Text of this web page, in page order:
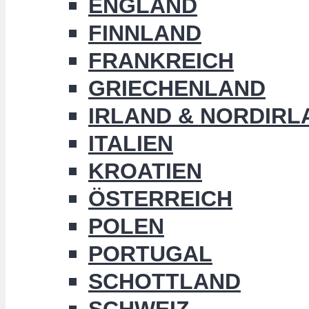
ENGLAND
FINNLAND
FRANKREICH
GRIECHENLAND
IRLAND &
ITALIEN
KROATIEN
ÖSTERREICH
POLEN
PORTUGAL
SCHOTTLAND